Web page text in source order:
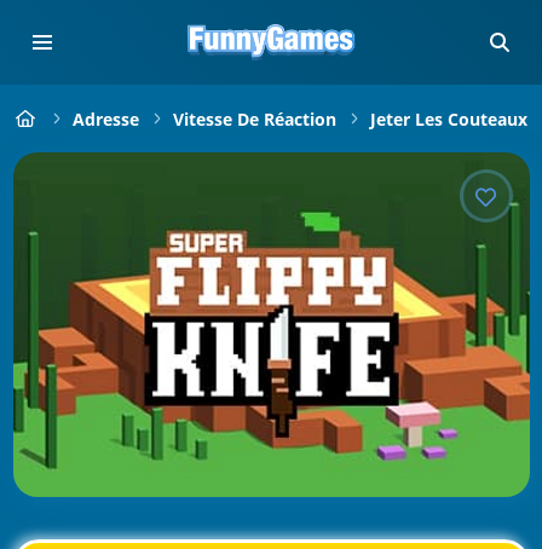
Adresse Vitesse De Réaction Jeter Les Couteaux